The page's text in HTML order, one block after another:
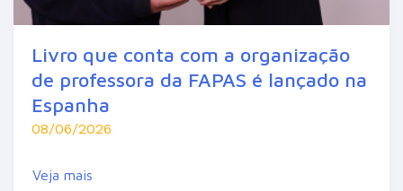
Livro que conta com a organização
de professora da FAPAS é lançado na
Espanha
08/06/2026
Veja mais